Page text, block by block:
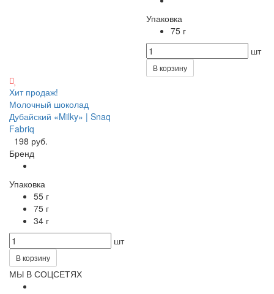
Упаковка
75 г
шт
В корзину
Хит продаж!
Молочный шоколад
Дубайский «Milky» | Snaq
Fabriq
198 руб.
Бренд
Упаковка
55 г
75 г
34 г
шт
В корзину
МЫ В СОЦСЕТЯХ